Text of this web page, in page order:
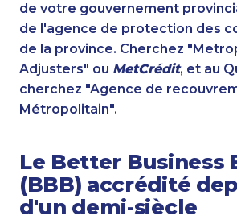
de votre gouvernement
de l'agence de protection des
de la province. Cherchez
Adjusters" ou MetCrédit, et au
cherchez "Agence de
Métropolitain".
Le Better Business
(BBB) accrédité
d'un demi-siècle